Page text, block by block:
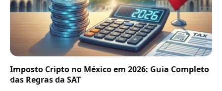
Imposto Cripto no México em 2026: Guia Completo
das Regras da SAT